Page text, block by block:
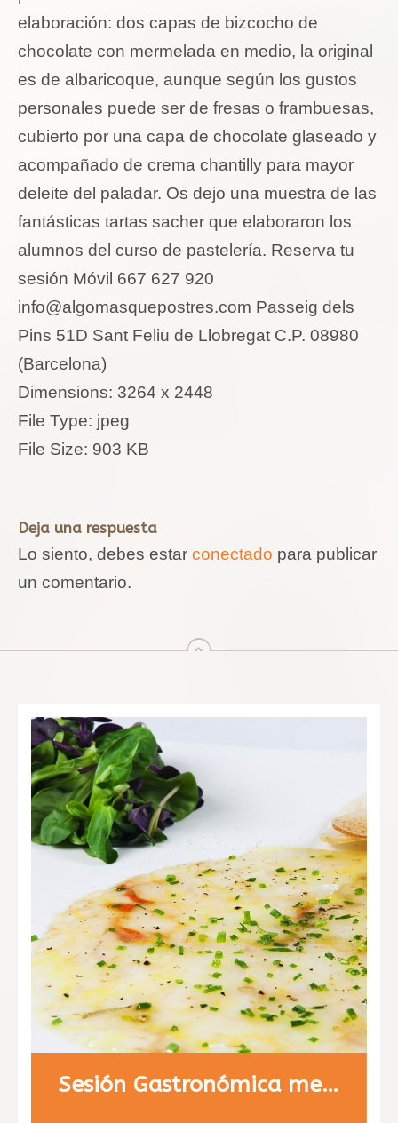
elaboración: dos capas de bizcocho de
chocolate con mermelada en medio, la original
es de albaricoque, aunque según los gustos
personales puede ser de fresas o frambuesas,
cubierto por una capa de chocolate glaseado y
acompañado de crema chantilly para mayor
deleite del paladar. Os dejo una muestra de las
fantásticas tartas sacher que elaboraron los
alumnos del curso de pastelería. Reserva tu
sesión Móvil 667 627 920
info@algomasquepostres.com Passeig dels
Pins 51D Sant Feliu de Llobregat C.P. 08980
(Barcelona)
Dimensions: 3264 x 2448
File Type: jpeg
File Size: 903 KB
Deja una respuesta
Lo siento, debes estar conectado para publicar
un comentario.
arriba
Sesión Gastronómica menú 1